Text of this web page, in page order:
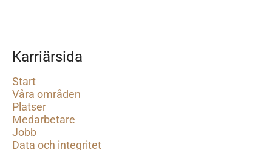
Karriärsida
Start
Våra områden
Platser
Medarbetare
Jobb
Data och integritet